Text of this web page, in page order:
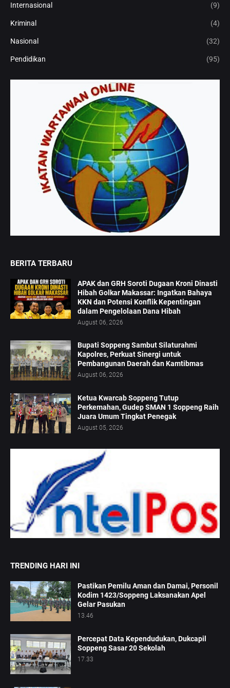
Internasional (9)
Kriminal (4)
Nasional (32)
Pendidikan (95)
BERITA TERBARU
APAK dan GRH Soroti Dugaan Kroni Dinasti
Hibah Golkar Makassar: Ingatkan Bahaya
KKN dan Potensi Konflik Kepentingan
dalam Pengelolaan Dana Hibah
August 06, 2026
Bupati Soppeng Sambut Silaturahmi
Kapolres, Perkuat Sinergi untuk
Pembangunan Daerah dan Kamtibmas
August 06, 2026
Ketua Kwarcab Soppeng Tutup
Perkemahan, Gudep SMAN 1 Soppeng Raih
Juara Umum Tingkat Penegak
August 05, 2026
TRENDING HARI INI
Pastikan Pemilu Aman dan Damai, Personil
Kodim 1423/Soppeng Laksanakan Apel
Gelar Pasukan
13.46
Percepat Data Kependudukan, Dukcapil
Soppeng Sasar 20 Sekolah
17.33